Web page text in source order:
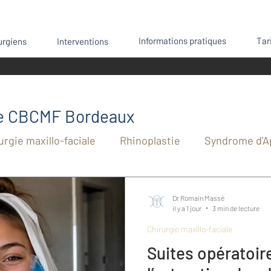
Interventions Informations pratiques
maxillo-faciale Rhinoplastie Syndrome
mandibulaire Sport et chirurgie
Anesthésie Chirurgie cutanée
Suites
Chirurgie maxillo-faciale
Dr Romain Massé
il y a 1 jour
3 min de lecture
Bordeaux